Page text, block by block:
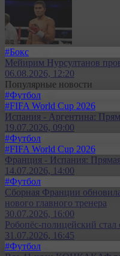
#Бокс
Мейирим Нурсултанов
06.08.2026, 12:20
Популярные новости
#Футбол
#FIFA World Cup 2026
Испания - Аргентина:
19.07.2026, 09:00
#Футбол
#FIFA World Cup 2026
Франция - Испания:
14.07.2026, 14:00
#Футбол
Сборная Франции
нового главного тренера
30.07.2026, 16:00
Робопёс-полицейский стал
31.07.2026, 16:45
#Футбол